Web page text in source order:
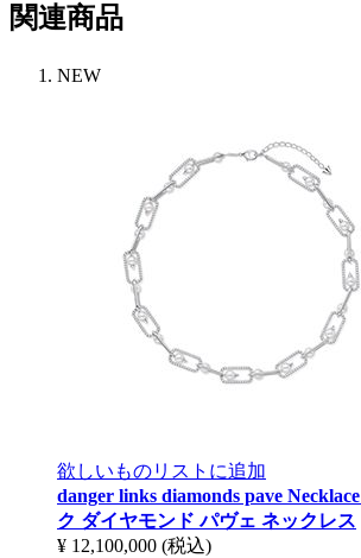
関連商品
NEW
欲しいものリストに追加
danger links diamonds pave Necklace
ク ダイヤモンド パヴェ ネックレス
¥ 12,100,000 (税込)